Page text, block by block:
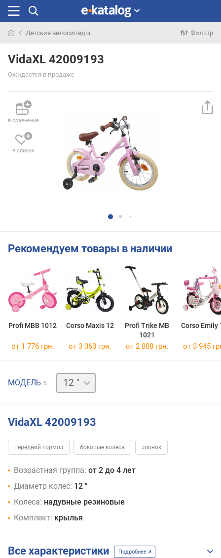
раньше
Детские велосипеды Фильтр
VidaXL 42009193
Ожидается в продаже
в сравнение
в список
Рекомендуем товары в наличии
Profi MBB 1012 Corso Maxis 12
Profi Trike MB
1021
Corso Emily
от 1 776 грн. от 3 360 грн. от 2 808 грн. от 3 945
МОДЕЛЬ 5
14 "
16 "
VidaXL 42009193
передний тормоз боковые колеса звонок
Возрастная группа: от 2 до 4 лет
Диаметр колес: 12 "
Колеса: надувные резиновые
Комплект: крылья
Все характеристики Подробнее